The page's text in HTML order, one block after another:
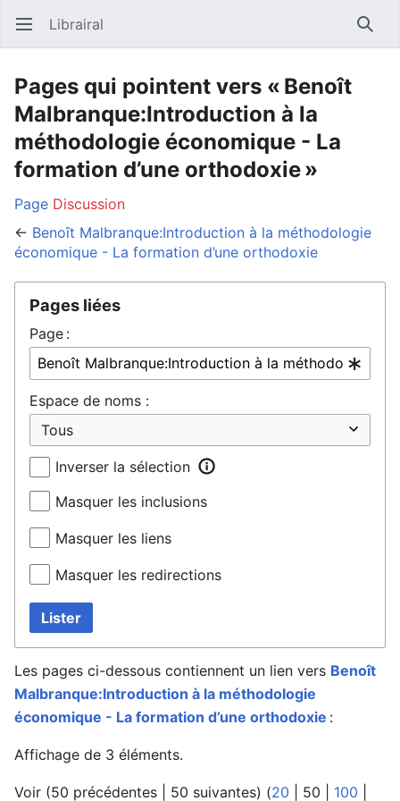
Ouvrir le menu principal Librairal
Pages qui pointent vers « Benoît
Malbranque:Introduction à la
méthodologie économique - La
formation d’une orthodoxie »
Page Discussion
← Benoît Malbranque:Introduction à la méthodologie
économique - La formation d’une orthodoxie
Pages liées
Page :
Espace de noms :
Inverser la sélection
Masquer les inclusions
Masquer les liens
Masquer les redirections
Lister
Les pages ci-dessous contiennent un lien vers Benoît
Malbranque:Introduction à la méthodologie
économique - La formation d’une orthodoxie :
Affichage de 3 éléments.
Voir (50 précédentes 50 suivantes) (20 50 100